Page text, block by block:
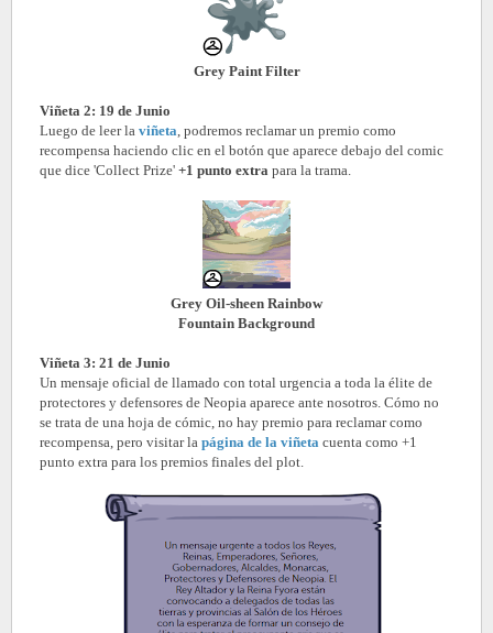
Grey Paint Filter
Viñeta 2: 19 de Junio
Luego de leer la viñeta , podremos reclamar un premio como
recompensa haciendo clic en el botón que aparece debajo del comic
que dice 'Collect Prize' +1 punto extra para la trama.
Grey Oil-sheen Rainbow
Fountain Background
Viñeta 3: 21 de Junio
Un mensaje oficial de llamado con total urgencia a toda la élite de
protectores y defensores de Neopia aparece ante nosotros. Cómo no
se trata de una hoja de cómic, no hay premio para reclamar como
recompensa, pero visitar la página de la viñeta cuenta como +1
punto extra para los premios finales del plot.